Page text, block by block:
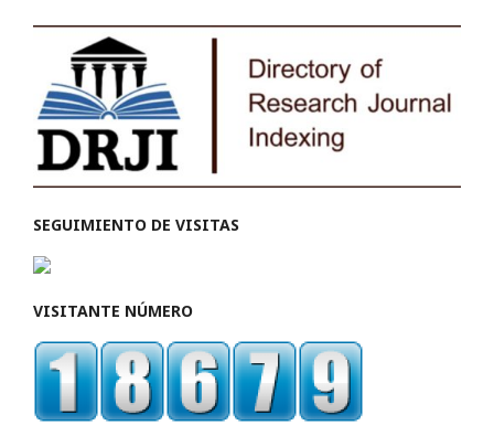
SEGUIMIENTO DE VISITAS
VISITANTE NÚMERO